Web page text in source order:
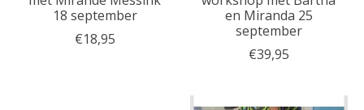
18 september
€18,95
en Miranda 25
september
€39,95